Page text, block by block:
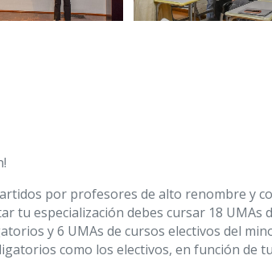
por profesores de alto renombre y
tu especialización debes cursar 18 UMAs
y 6 UMAs de cursos electivos del
como los electivos, en función de